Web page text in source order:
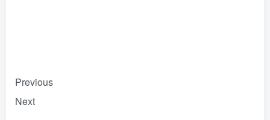
Previous
Next